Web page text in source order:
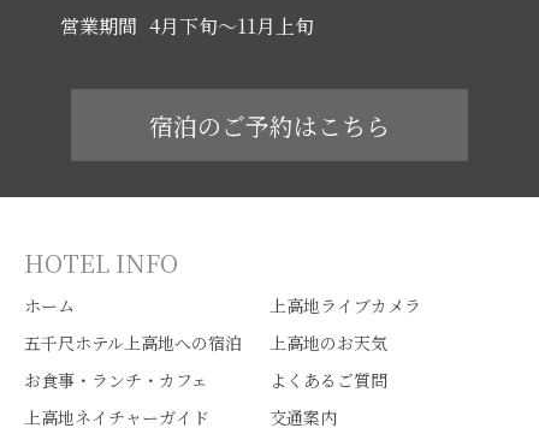
営業期間 4月下旬～11月上旬
宿泊のご予約はこちら
HOTEL INFO
ホーム
上高地ライブカメラ
五千尺ホテル上高地への宿泊
上高地のお天気
お食事・ランチ・カフェ
よくあるご質問
上高地ネイチャーガイド
交通案内